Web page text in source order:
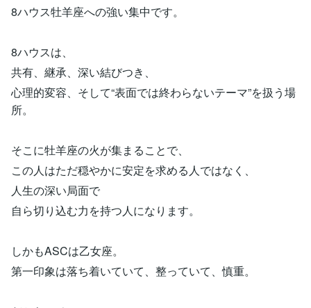
8ハウス牡羊座への強い集中です。
8ハウスは、
共有、継承、深い結びつき、
心理的変容、そして“表面では終わらないテーマ”を扱う場
所。
そこに牡羊座の火が集まることで、
この人はただ穏やかに安定を求める人ではなく、
人生の深い局面で
自ら切り込む力を持つ人になります。
しかもASCは乙女座。
第一印象は落ち着いていて、整っていて、慎重。